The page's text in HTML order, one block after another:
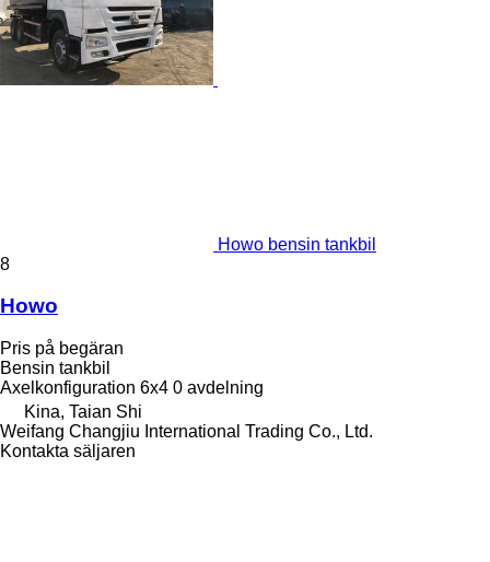
Howo bensin tankbil
8
Howo
Pris på begäran
Bensin tankbil
Axelkonfiguration 6x4 0 avdelning
Kina, Taian Shi
Weifang Changjiu International Trading Co., Ltd.
Kontakta säljaren